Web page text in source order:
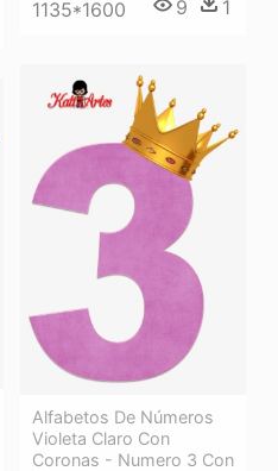
1135*1600 9 1
Alfabetos De Números
Violeta Claro Con
Coronas - Numero 3 Con